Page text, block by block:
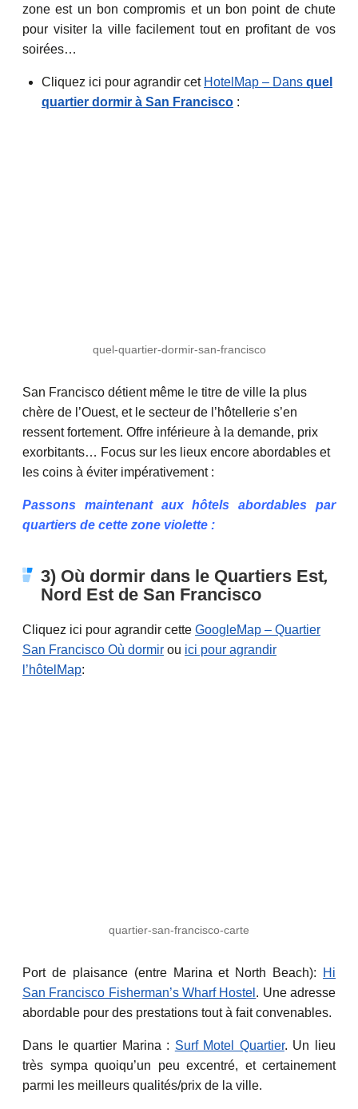
zone est un bon compromis et un bon point de chute
pour visiter la ville facilement tout en profitant de vos
soirées…
Cliquez ici pour agrandir cet HotelMap – Dans quel
quartier dormir à San Francisco :
quel-quartier-dormir-san-francisco
San Francisco détient même le titre de ville la plus
chère de l’Ouest, et le secteur de l’hôtellerie s’en
ressent fortement. Offre inférieure à la demande, prix
exorbitants… Focus sur les lieux encore abordables et
les coins à éviter impérativement :
Passons maintenant aux hôtels abordables par
quartiers de cette zone violette :
3) Où dormir dans le Quartiers Est,
Nord Est de San Francisco
Cliquez ici pour agrandir cette GoogleMap – Quartier
San Francisco Où dormir ou ici pour agrandir
l’hôtelMap:
quartier-san-francisco-carte
Port de plaisance (entre Marina et North Beach):
Hi
San Francisco Fisherman’s Wharf Hostel . Une adresse
abordable pour des prestations tout à fait convenables.
Dans le quartier Marina : Surf Motel Quartier. Un lieu
très sympa quoiqu’un peu excentré, et certainement
parmi les meilleurs qualités/prix de la ville.